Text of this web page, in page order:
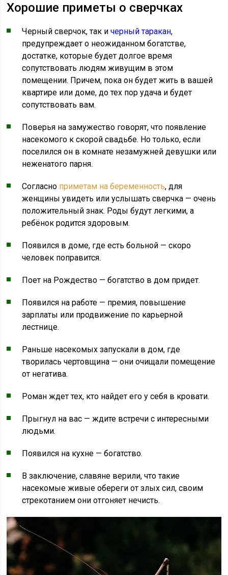
Хорошие приметы о сверчках
Черный сверчок, так ичерный таракан,
предупреждает о неожиданном богатстве,
достатке, которые будет долгое время
сопутствовать людям живущим в этом
помещении. Причем, пока он будет жить в вашей
квартире или доме, до тех пор удача и будет
сопутствовать вам.
Поверья на замужество говорят, что появление
насекомого к скорой свадьбе. Но только, если
поселился он в комнате незамужней девушки или
неженатого парня.
Согласно приметам на беременность, для
женщины увидеть или услышать сверчка — очень
положительный знак. Роды будут легкими, а
ребёнок родится здоровым.
Появился в доме, где есть больной — скоро
человек поправится.
Поет на Рождество — богатство в дом придет.
Появился на работе — премия, повышение
зарплаты или продвижение по карьерной
лестнице.
Раньше насекомых запускали в дом, где
творилась чертовщина — они очищали помещение
от негатива.
Роман ждет тех, кто найдет его у себя в кровати.
Прыгнул на вас — ждите встречи с интересными
людьми.
Появился на кухне — богатство.
В заключение, славяне верили, что такие
насекомые живые обереги от злых сил, своим
стрекотанием они отгоняет нечисть.